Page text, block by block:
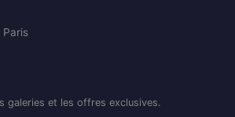
Paris
galeries et les offres exclusives.